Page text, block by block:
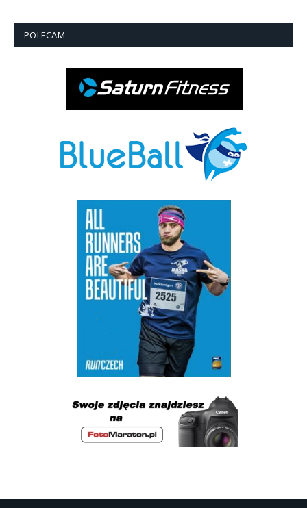
POLECAM